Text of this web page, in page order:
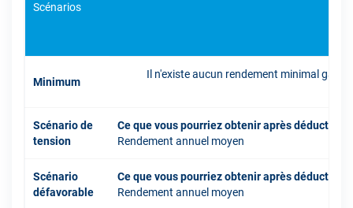
Scénarios
Minimum
Il n'existe aucun rendement minimal
Scénario de
tension
Ce que vous pourriez obtenir après déduction
Rendement annuel moyen
Scénario
défavorable
Ce que vous pourriez obtenir après déduction
Rendement annuel moyen